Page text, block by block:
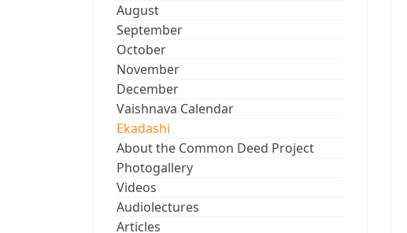
August
September
October
November
December
Vaishnava Calendar
Ekadashi
About the Common Deed Project
Photogallery
Videos
Audiolectures
Articles